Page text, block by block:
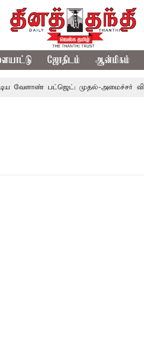
ஜோதிடம் ஆன்மிகம்
வேளாண் பட்ஜெட்: முதல்-அமைச்சர் விஜய்